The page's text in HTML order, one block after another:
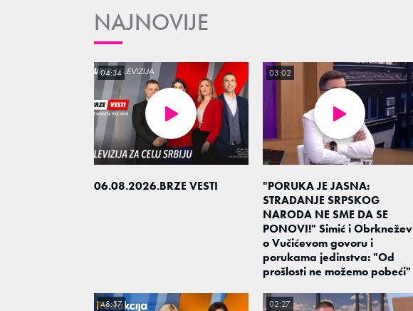
NAJNOVIJE
06.08.2026.BRZE VESTI
04:34
"PORUKA JE JASNA:
STRADANJE SRPSKOG
NARODA NE SME DA SE
PONOVI!" Simić i Obrknežev
o Vučićevom govoru i
porukama jedinstva: "Od
prošlosti ne možemo pobeći"
03:02
48:57 02:27